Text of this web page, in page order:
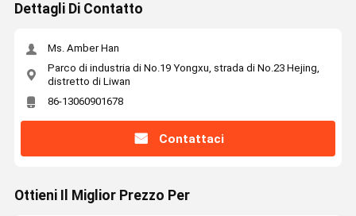
Dettagli Di Contatto
Ms. Amber Han
Parco di industria di No.19 Yongxu, strada di No.23 Hejing,
distretto di Liwan
86-13060901678
Contattaci
Ottieni Il Miglior Prezzo Per